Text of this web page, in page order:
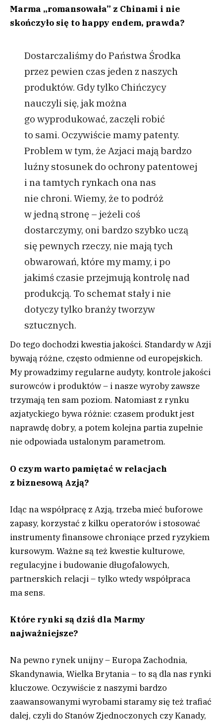
Marma „romansowała” z Chinami i nie
skończyło się to happy endem, prawda?
Dostarczaliśmy do Państwa Środka
przez pewien czas jeden z naszych
produktów. Gdy tylko Chińczycy
nauczyli się, jak można
go wyprodukować, zaczęli robić
to sami. Oczywiście mamy patenty.
Problem w tym, że Azjaci mają bardzo
luźny stosunek do ochrony patentowej
i na tamtych rynkach ona nas
nie chroni. Wiemy, że to podróż
w jedną stronę – jeżeli coś
dostarczymy, oni bardzo szybko uczą
się pewnych rzeczy, nie mają tych
obwarowań, które my mamy, i po
jakimś czasie przejmują kontrolę nad
produkcją. To schemat stały i nie
dotyczy tylko branży tworzyw
sztucznych.
Do tego dochodzi kwestia jakości. Standardy w Azji
bywają różne, często odmienne od europejskich.
My prowadzimy regularne audyty, kontrole jakości
surowców i produktów – i nasze wyroby zawsze
trzymają ten sam poziom. Natomiast z rynku
azjatyckiego bywa różnie: czasem produkt jest
naprawdę dobry, a potem kolejna partia zupełnie
nie odpowiada ustalonym parametrom.
O czym warto pamiętać w relacjach
z biznesową Azją?
Idąc na współpracę z Azją, trzeba mieć buforowe
zapasy, korzystać z kilku operatorów i stosować
instrumenty finansowe chroniące przed ryzykiem
kursowym. Ważne są też kwestie kulturowe,
regulacyjne i budowanie długofalowych,
partnerskich relacji – tylko wtedy współpraca
ma sens.
Które rynki są dziś dla Marmy
najważniejsze?
Na pewno rynek unijny – Europa Zachodnia,
Skandynawia, Wielka Brytania – to są dla nas rynki
kluczowe. Oczywiście z naszymi bardzo
zaawansowanymi wyrobami staramy się też trafiać
dalej, czyli do Stanów Zjednoczonych czy Kanady,